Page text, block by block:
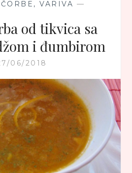
VARIVA —
od tikvica sa
i đumbirom
06/2018